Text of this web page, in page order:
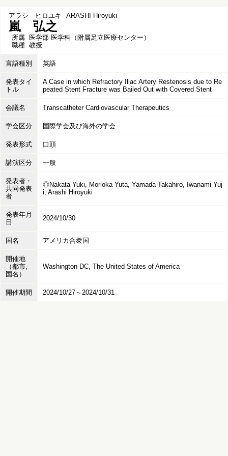
アラシ ヒロユキ ARASHI Hiroyuki
嵐 弘之
所属 医学部 医学科（附属足立医療センター）
職種 教授
言語種別 英語
発表タイ
トル
A Case in which Refractory Iliac Artery Restenosis due to Re
peated Stent Fracture was Bailed Out with Covered Stent
会議名 Transcatheter Cardiovascular Therapeutics
学会区分 国際学会及び海外の学会
発表形式 口頭
講演区分 一般
発表者・
共同発表
者
◎Nakata Yuki, Morioka Yuta, Yamada Takahiro, Iwanami Yuj
i, Arashi Hiroyuki
発表年月
日
2024/10/30
国名 アメリカ合衆国
開催地
（都市,
国名）
Washington DC, The United States of America
開催期間 2024/10/27～2024/10/31